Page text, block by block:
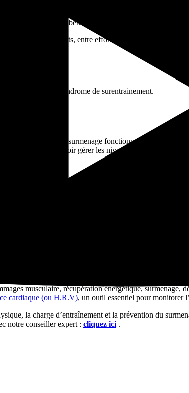
qui ne lui sera pas bénéfique et entraînera des baisses
bien construits, entre effort et récupération et
fatigue
modérée au syndrome de surentrainement.
la fatigue aiguë, le surmenage fonctionnel et le
son athlète et savoir gérer les niveaux de fatigue.
?
du surmenage, dont la définition stricte est : «
excessive, on retrouve la
et prévenir les risques de surmenage.
et stratégies de
de performance, il est essentiel de maitriser la
musculaire, récupération énergétique,
cardiaque (ou H.R.V), un outil essentiel pour monitorer
la charge d’entraînement et la prévention du
notre conseiller expert : cliquez ici .